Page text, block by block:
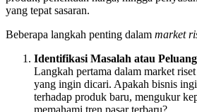
yang tepat sasaran.
Beberapa langkah penting dalam market
Identifikasi Masalah atau
Langkah pertama dalam market
yang ingin dicari. Apakah bisnis
terhadap produk baru, mengukur
memahami tren pasar terbaru?